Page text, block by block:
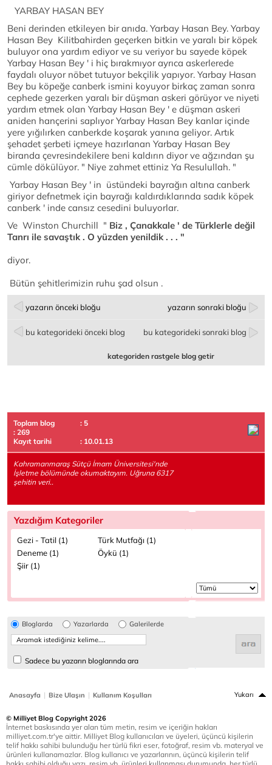
YARBAY HASAN BEY
Beni derinden etkileyen bir anıda. Yarbay Hasan Bey. Yarbay
Hasan Bey Kilitbahirden geçerken bitkin ve yaralı bir köpek
buluyor ona yardım ediyor ve su veriyor bu sayede köpek
Yarbay Hasan Bey ' i hiç bırakmıyor ayrıca askerlerede
faydalı oluyor nöbet tutuyor bekçilik yapıyor. Yarbay Hasan
Bey bu köpeğe canberk ismini koyuyor birkaç zaman sonra
cephede gezerken yaralı bir düşman askeri görüyor ve niyeti
yardım etmek olan Yarbay Hasan Bey ' e düşman askeri
aniden hançerini saplıyor Yarbay Hasan Bey kanlar içinde
yere yığılırken canberkde koşarak yanına geliyor. Artık
şehadet şerbeti içmeye hazırlanan Yarbay Hasan Bey
biranda çevresindekilere beni kaldırın diyor ve ağzından şu
cümle dökülüyor. " Niye zahmet ettiniz Ya Resulullah. "
Yarbay Hasan Bey ' in üstündeki bayrağın altına canberk
giriyor defnetmek için bayrağı kaldırdıklarında sadık köpek
canberk ' inde cansız cesedini buluyorlar.
Ve Winston Churchill " Biz , Çanakkale ' de Türklerle değil
Tanrı ile savaştık . O yüzden yenildik . . . "
diyor.
Bütün şehitlerimizin ruhu şad olsun .
yazarın önceki bloğu yazarın sonraki bloğu
bu kategorideki önceki blog bu kategorideki sonraki blog
kategoriden rastgele blog getir
Toplam blog
: 5
: 269
Kayıt tarihi
: 10.01.13
Kahramanmaraş Sütçü İmam Üniversitesi'nde
İşletme bölümünde okumaktayım. Uğruna 6317
şehitin veri..
Yazdığım Kategoriler
Gezi - Tatil (1)
Türk Mutfağı (1)
Deneme (1)
Öykü (1)
Şiir (1)
Bloglarda Yazarlarda Galerilerde
Sadece bu yazarın bloglarında ara
Anasayfa | Bize Ulaşın | Kullanım Koşulları Yukarı
© Milliyet Blog Copyright 2026
İnternet baskısında yer alan tüm metin, resim ve içeriğin hakları
milliyet.com.tr'ye aittir. Milliyet Blog kullanıcıları ve üyeleri, üçüncü kişilerin
telif hakkı sahibi bulunduğu her türlü fikri eser, fotoğraf, resim vb. materyal ve
ürünleri kullanamazlar. Blog kullanıcı ve yazarlarının, üçüncü kişilerin telif